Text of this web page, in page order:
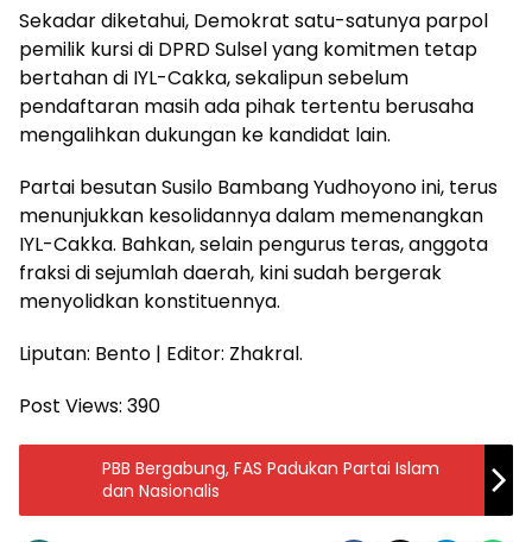
Sekadar diketahui, Demokrat satu-satunya parpol
pemilik kursi di DPRD Sulsel yang komitmen tetap
bertahan di IYL-Cakka, sekalipun sebelum
pendaftaran masih ada pihak tertentu berusaha
mengalihkan dukungan ke kandidat lain.
Partai besutan Susilo Bambang Yudhoyono ini, terus
menunjukkan kesolidannya dalam memenangkan
IYL-Cakka. Bahkan, selain pengurus teras, anggota
fraksi di sejumlah daerah, kini sudah bergerak
menyolidkan konstituennya.
Liputan: Bento | Editor: Zhakral.
Post Views: 390
PBB Bergabung, FAS Padukan Partai Islam
dan Nasionalis